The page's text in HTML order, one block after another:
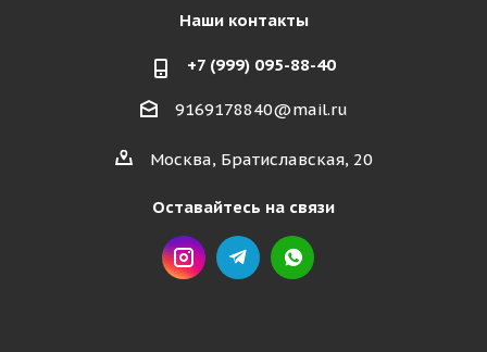
Наши контакты
+7 (999) 095-88-40
9169178840@mail.ru
Москва, Братиславская, 20
Оставайтесь на связи